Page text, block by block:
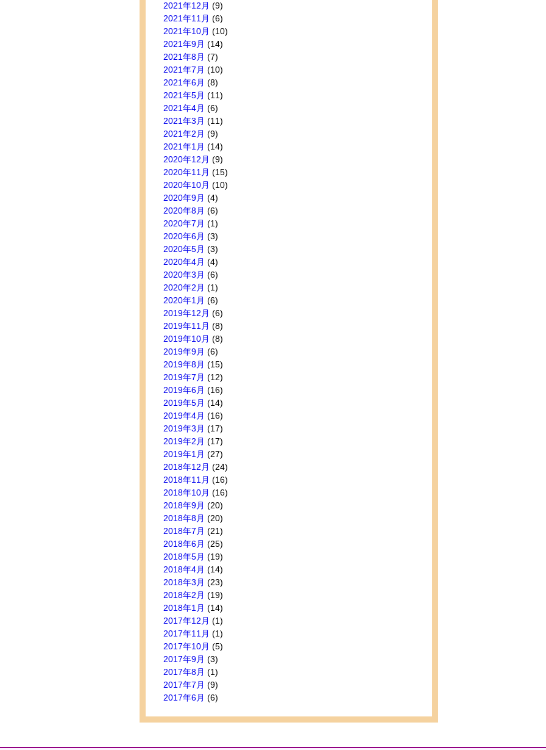
2021年12月 (9)
2021年11月 (6)
2021年10月 (10)
2021年9月 (14)
2021年8月 (7)
2021年7月 (10)
2021年6月 (8)
2021年5月 (11)
2021年4月 (6)
2021年3月 (11)
2021年2月 (9)
2021年1月 (14)
2020年12月 (9)
2020年11月 (15)
2020年10月 (10)
2020年9月 (4)
2020年8月 (6)
2020年7月 (1)
2020年6月 (3)
2020年5月 (3)
2020年4月 (4)
2020年3月 (6)
2020年2月 (1)
2020年1月 (6)
2019年12月 (6)
2019年11月 (8)
2019年10月 (8)
2019年9月 (6)
2019年8月 (15)
2019年7月 (12)
2019年6月 (16)
2019年5月 (14)
2019年4月 (16)
2019年3月 (17)
2019年2月 (17)
2019年1月 (27)
2018年12月 (24)
2018年11月 (16)
2018年10月 (16)
2018年9月 (20)
2018年8月 (20)
2018年7月 (21)
2018年6月 (25)
2018年5月 (19)
2018年4月 (14)
2018年3月 (23)
2018年2月 (19)
2018年1月 (14)
2017年12月 (1)
2017年11月 (1)
2017年10月 (5)
2017年9月 (3)
2017年8月 (1)
2017年7月 (9)
2017年6月 (6)